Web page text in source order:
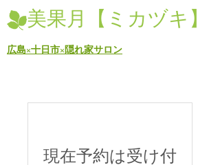
美果月【ミカヅキ】
広島×十日市×隠れ家サロン
現在予約は受け付